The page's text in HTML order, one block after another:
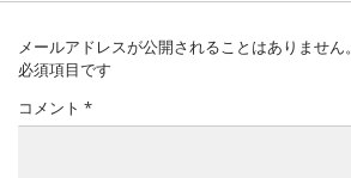
メールアドレスが公開されることはありません。
必須項目です
コメント *